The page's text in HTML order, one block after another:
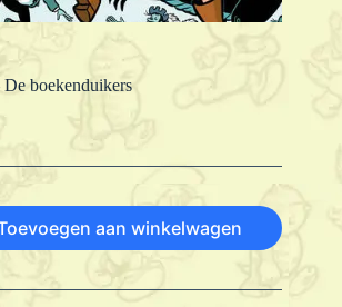
De boekenduikers
aan winkelwagen